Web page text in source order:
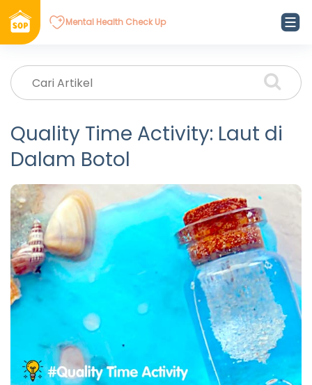
Mental Health Check Up
Quality Time Activity: Laut di
Dalam Botol